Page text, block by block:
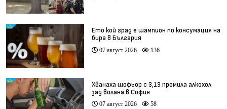
Ето кой град е шампион по консумация на
бира в България
07 август 2026 136
Хванаха шофьор с 3,13 промила алкохол
зад волана в София
07 август 2026 58